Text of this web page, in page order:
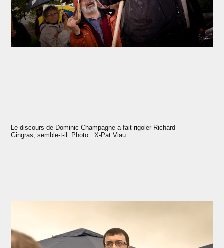
Le discours de Dominic Champagne a fait rigoler Richard
Gingras, semble-t-il. Photo : X-Pat Viau.